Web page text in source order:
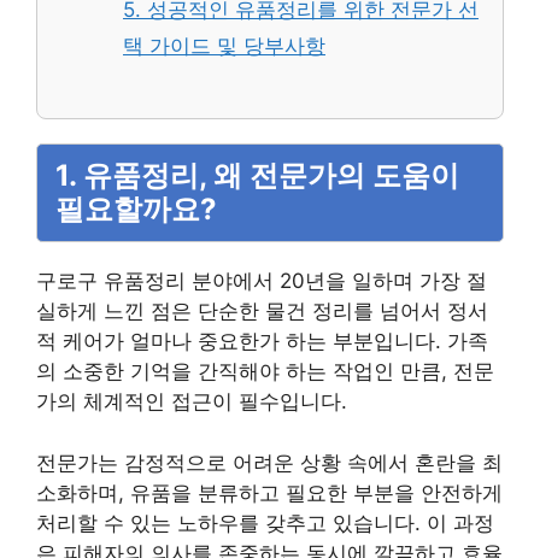
5. 성공적인 유품정리를 위한 전문가 선
택 가이드 및 당부사항
1. 유품정리, 왜 전문가의 도움이
필요할까요?
구로구 유품정리 분야에서 20년을 일하며 가장 절
실하게 느낀 점은 단순한 물건 정리를 넘어서 정서
적 케어가 얼마나 중요한가 하는 부분입니다. 가족
의 소중한 기억을 간직해야 하는 작업인 만큼, 전문
가의 체계적인 접근이 필수입니다.
전문가는 감정적으로 어려운 상황 속에서 혼란을 최
소화하며, 유품을 분류하고 필요한 부분을 안전하게
처리할 수 있는 노하우를 갖추고 있습니다. 이 과정
은 피해자의 의사를 존중하는 동시에 깔끔하고 효율